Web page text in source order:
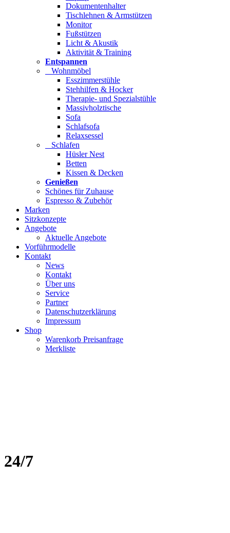
Dokumentenhalter
Tischlehnen & Armstützen
Monitor
Fußstützen
Licht & Akustik
Aktivität & Training
Entspannen
Wohnmöbel
Esszimmerstühle
Stehhilfen & Hocker
Therapie- und Spezialstühle
Massivholztische
Sofa
Schlafsofa
Relaxsessel
Schlafen
Hüsler Nest
Betten
Kissen & Decken
Genießen
Schönes für Zuhause
Espresso & Zubehör
Marken
Sitzkonzepte
Angebote
Aktuelle Angebote
Vorführmodelle
Kontakt
News
Kontakt
Über uns
Service
Partner
Datenschutzerklärung
Impressum
Shop
Warenkorb Preisanfrage
Merkliste
24/7